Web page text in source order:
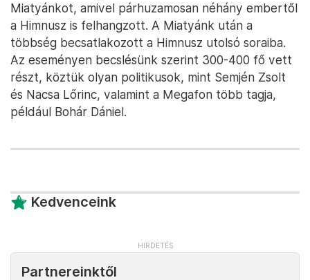
Miatyánkot, amivel párhuzamosan néhány embertől
a Himnusz is felhangzott. A Miatyánk után a
többség becsatlakozott a Himnusz utolsó soraiba.
Az eseményen becslésünk szerint 300-400 fő vett
részt, köztük olyan politikusok, mint Semjén Zsolt
és Nacsa Lőrinc, valamint a Megafon több tagja,
például Bohár Dániel.
Kedvenceink
Partnereinktől